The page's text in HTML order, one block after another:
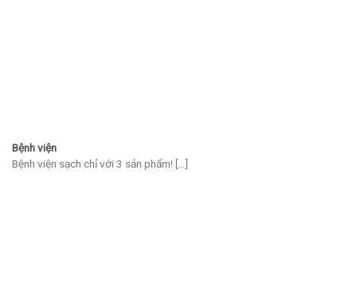
Bệnh viện
Bệnh viện sạch chỉ với 3 sản phẩm! [...]